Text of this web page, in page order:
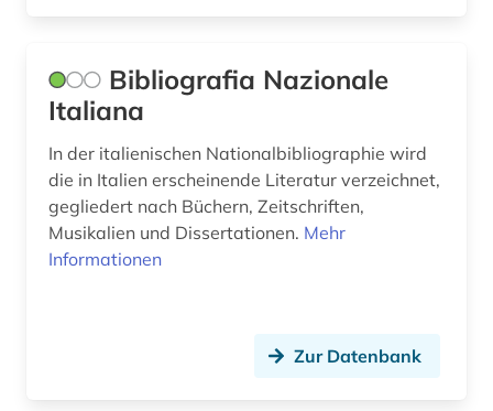
nordafrika (2)
oper (1)
orientalistik (2)
ortsname (2)
paris (1)
Bibliografia Nazionale
Italiana
In der italienischen Nationalbibliographie wird
die in Italien erscheinende Literatur verzeichnet,
gegliedert nach Büchern, Zeitschriften,
Musikalien und Dissertationen. Mehr
Informationen
Zur Datenbank